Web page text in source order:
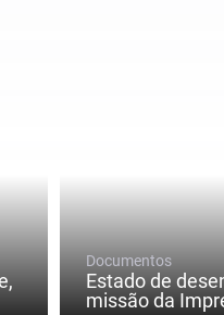
Documentos
Estado de
missão da